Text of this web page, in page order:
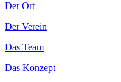
Der Ort
Der Verein
Das Team
Das Konzept